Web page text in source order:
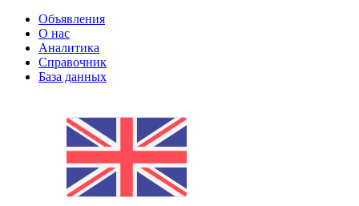
Объявления
О нас
Аналитика
Справочник
База данных